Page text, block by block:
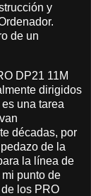
y
de un
DP21 11M
dirigidos
una tarea
décadas, por
de la
la línea de
punto de
los PRO